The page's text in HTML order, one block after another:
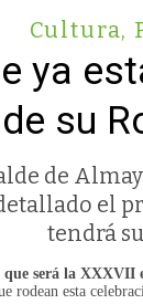
Cultura,
ya
su
de
el
tendrá
que será la XXXVII
rodean esta